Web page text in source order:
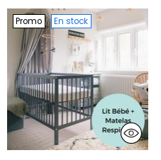
Promo En stock